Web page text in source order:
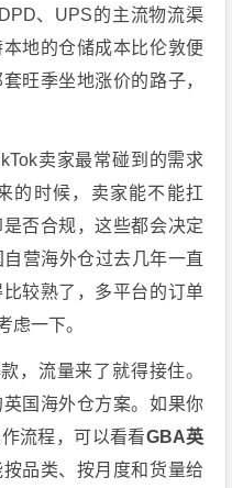
、UPS的主流物流渠
地的仓储成本比伦敦便
旺季坐地涨价的路子，
卖家最常碰到的需求
的时候，卖家能不能扛
否合规，这些都会决定
营海外仓过去几年一直
较熟了，多平台的订单
虑一下。
，流量来了就得接住。
国海外仓方案。如果你
流程，可以看看GBA英
品类、按月度和货量给